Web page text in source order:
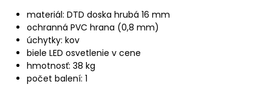
materiál: DTD doska hrubá 16 mm
ochranná PVC hrana (0,8 mm)
úchytky: kov
biele LED osvetlenie v cene
hmotnosť: 38 kg
počet balení: 1